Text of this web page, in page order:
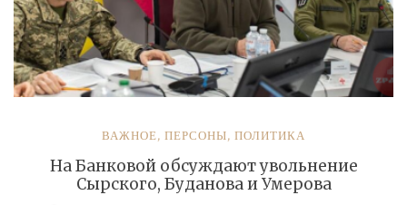
ВАЖНОЕ, ПЕРСОНЫ, ПОЛИТИКА
На Банковой обсуждают увольнение
Сырского, Буданова и Умерова